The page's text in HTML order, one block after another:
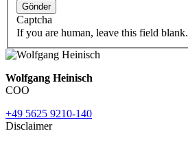
Gönder
Captcha
If you are human, leave this field blank.
Wolfgang Heinisch
COO
+49 5625 9210-140
Disclaimer